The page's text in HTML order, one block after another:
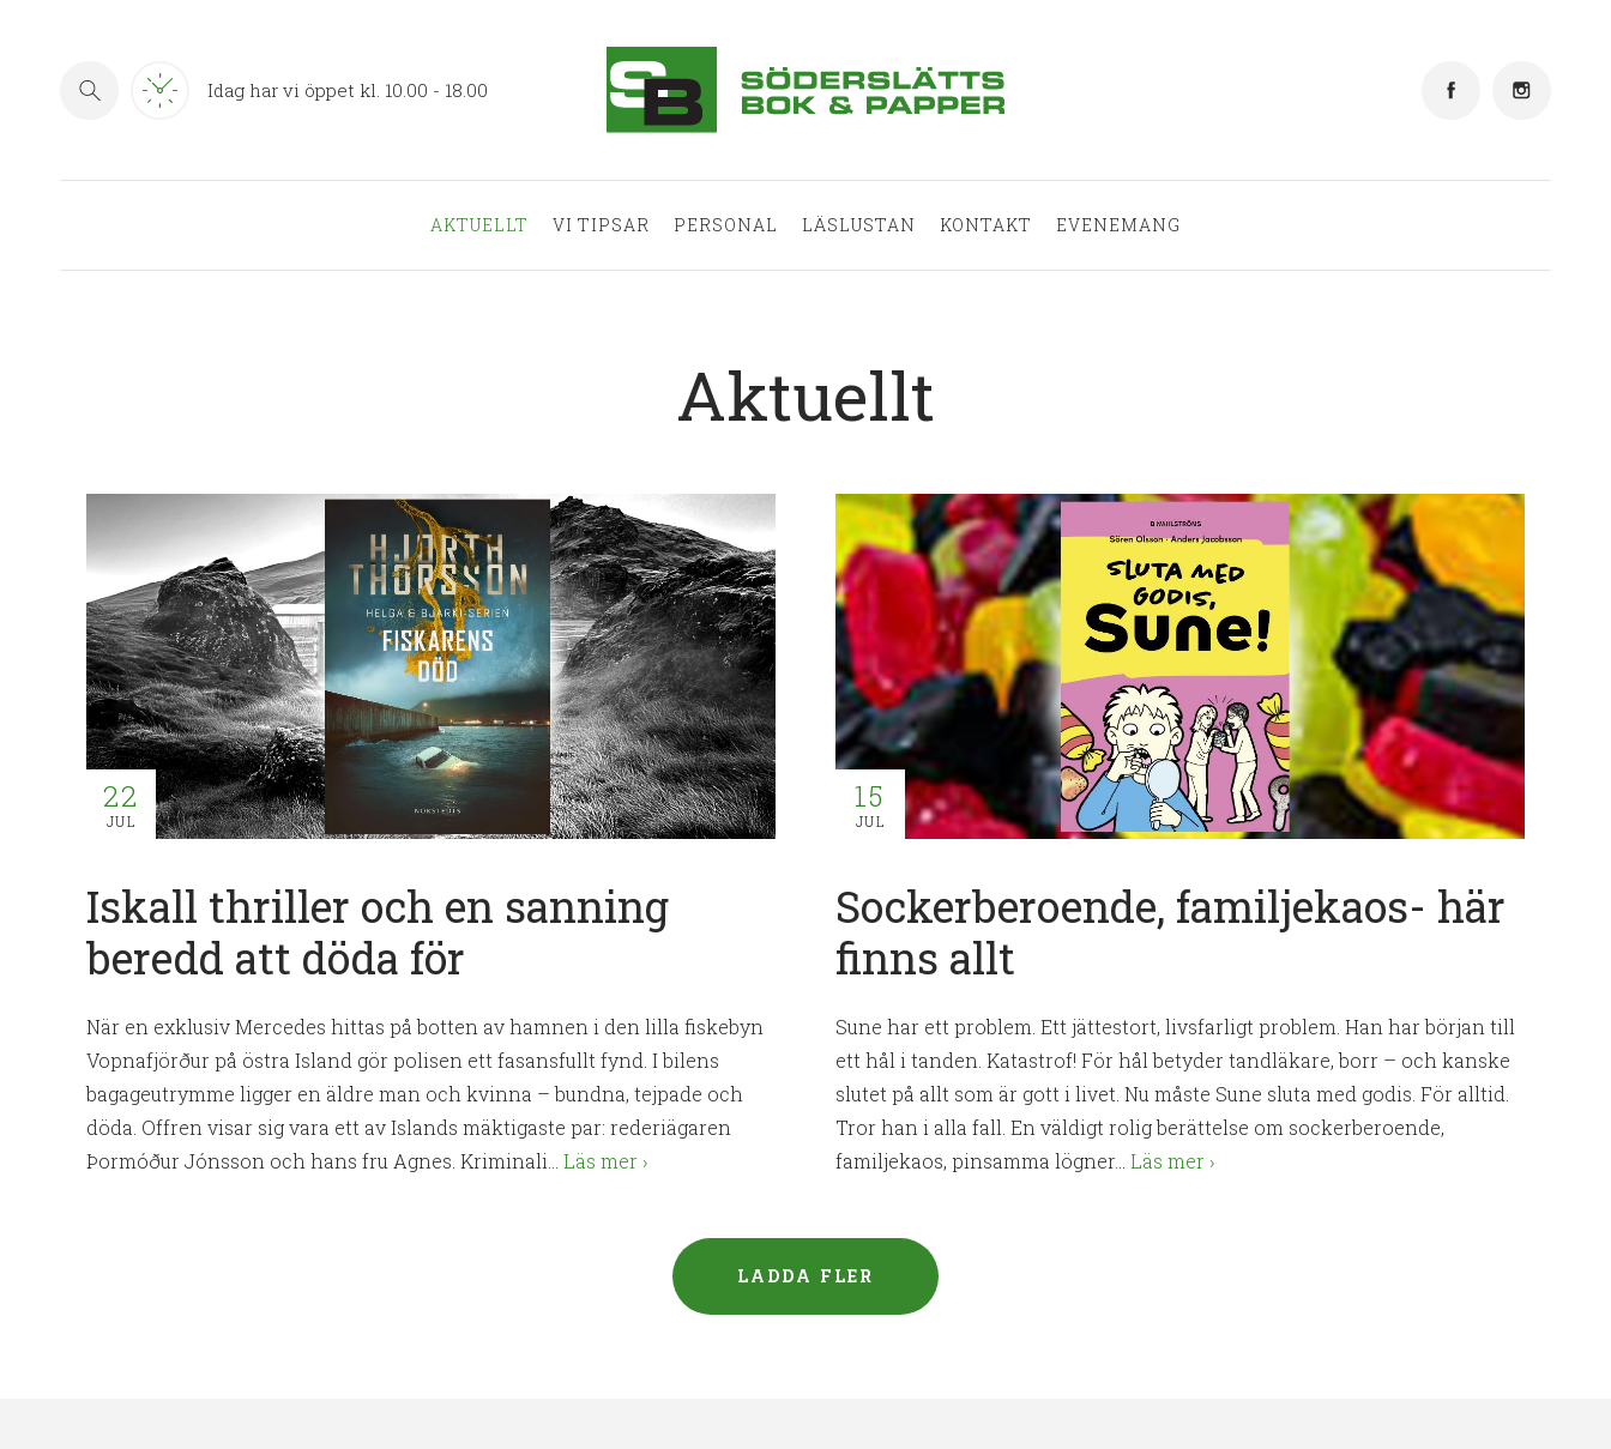
Idag har vi öppet kl. 10.00 - 18.00
AKTUELLT VI TIPSAR PERSONAL LÄSLUSTAN KONTAKT EVENEMANG
Aktuellt
22
JUL
Iskall thriller och en sanning
beredd att döda för
När en exklusiv Mercedes hittas på botten av hamnen i den lilla fiskebyn
Vopnafjörður på östra Island gör polisen ett fasansfullt fynd. I bilens
bagageutrymme ligger en äldre man och kvinna – bundna, tejpade och
döda. Offren visar sig vara ett av Islands mäktigaste par: rederiägaren
Þormóður Jónsson och hans fru Agnes. Kriminali... Läs mer
15
JUL
Sockerberoende, familjekaos- här
finns allt
Sune har ett problem. Ett jättestort, livsfarligt problem. Han har början till
ett hål i tanden. Katastrof! För hål betyder tandläkare, borr – och kanske
slutet på allt som är gott i livet. Nu måste Sune sluta med godis. För alltid.
Tror han i alla fall. En väldigt rolig berättelse om sockerberoende,
familjekaos, pinsamma lögner... Läs mer
LADDA FLER
Personal